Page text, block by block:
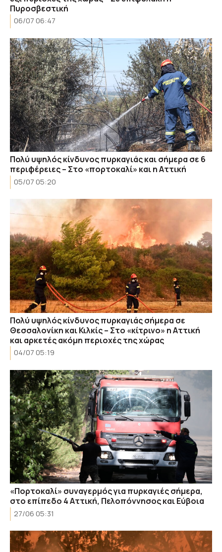
Πυροσβεστική
06/07 06:47
Πολύ υψηλός κίνδυνος πυρκαγιάς και σήμερα σε 6
περιφέρειες – Στο «πορτοκαλί» και η Αττική
05/07 05:20
Πολύ υψηλός κίνδυνος πυρκαγιάς σήμερα σε
Θεσσαλονίκη και Κιλκίς – Στο «κίτρινο» η Αττική
και αρκετές ακόμη περιοχές της χώρας
04/07 05:19
«Πορτοκαλί» συναγερμός για πυρκαγιές σήμερα,
στο επίπεδο 4 Αττική, Πελοπόννησος και Εύβοια
27/06 05:31